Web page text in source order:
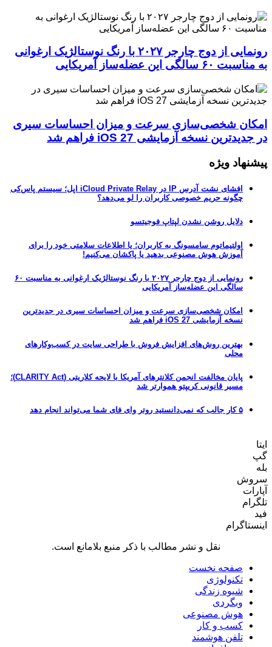
رونمایی از دوج چارجر ۲۰۲۷ با رنگ نوستالژیک ارغوانی
به مناسبت ۶۰ سالگی این عضله‌ساز آمریکایی
امکان شخصی‌سازی سرعت و میزان احساسات سیری
در جدیدترین نسخه آزمایشی iOS 27 فراهم شد
پیشنهاد ویژه
افشای نشت آدرس IP در iCloud Private Relay اپل؛ سیستم پاس‌کی
چگونه حریم خصوصی کاربران را لو می‌دهد؟
دلایل روشن نشدن لپتاپ فوجیتسو
اولتیماتوم سامسونگ به کاربران؛ یا اطلاعات سلامتی خود را برای
آموزش هوش مصنوعی بدهید یا پاکشان می‌کنیم!
رونمایی از دوج چارجر ۲۰۲۷ با رنگ نوستالژیک ارغوانی به مناسبت ۶۰
سالگی این عضله‌ساز آمریکایی
امکان شخصی‌سازی سرعت و میزان احساسات سیری در جدیدترین
نسخه آزمایشی iOS 27 فراهم شد
بهترین روش‌های افزایش فروش با طراحی سایت در کسب‌وکارهای
محلی
پایان مخالفت انجمن کلانترهای آمریکا با لایحه کلاریتی (CLARITY Act)؛
مسیر قانونی کریپتو هموارتر شد
۵ کار جالب که نمی‌دانستید روتر وای فای شما می‌تواند انجام دهد
ایتا
گپ
بله
سروش
آپارات
تلگرام
فید
اینستاگرام
نقل و نشر مطالب با ذکر منبع بلامانع است.
صفحه نخست
تکنولوژی
شیوه زندگی
وبگردی
هوش مصنوعی
کسب و کار
تلفن هوشمند